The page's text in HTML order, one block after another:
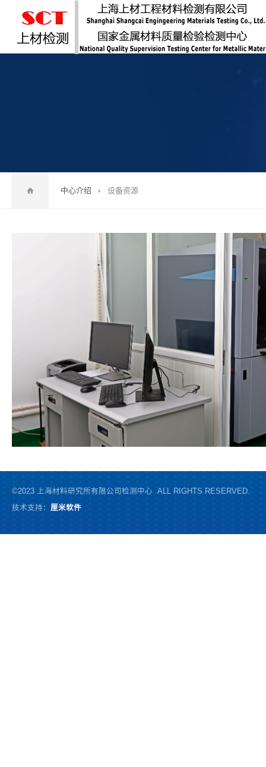
中心介绍 设备资源
©2023 上海材料研究所有限公司检测中心 ALL RIGHTS RESERVED.
技术支持： 厘米软件